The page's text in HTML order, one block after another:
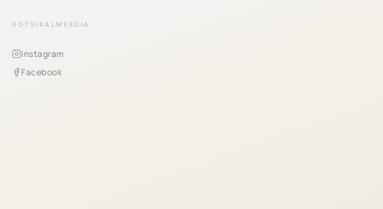
SOTSIAALMEEDIA
Instagram
Facebook